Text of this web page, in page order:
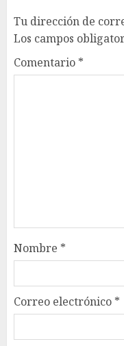
Tu dirección de
Los campos
Comentario *
Nombre *
Correo electrónico *